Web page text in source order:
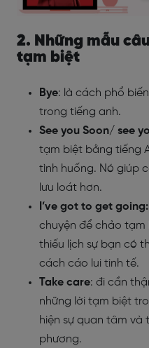
2. Những mẫu
tạm biệt
Bye: là cách phổ
trong tiếng anh.
See you Soon/ see
tạm biệt bằng tiếng
tình huống. Nó giúp
lưu loát hơn.
I’ve got to get going:
chuyện để chảo
thiếu lịch sự bạn có
cách cáo lui tinh tế.
Take care: đi cần
những lời tạm biệt
hiện sự quan tâm và
phương.